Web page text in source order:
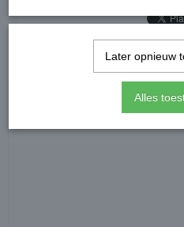
Ook interessantLater opnieuw
Alles